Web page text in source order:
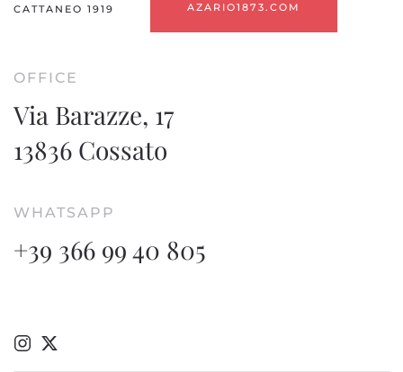
CATTANEO 1919 AZARIO1873.COM
OFFICE
Via Barazze, 17
13836 Cossato
WHATSAPP
+39 366 99 40 805